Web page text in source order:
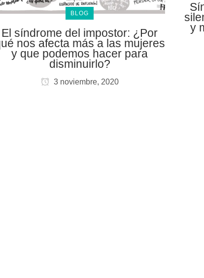
BLOG
El síndrome del impostor: ¿Por
nos afecta más a las mujeres
y que podemos hacer para
disminuirlo?
3 noviembre, 2020
y